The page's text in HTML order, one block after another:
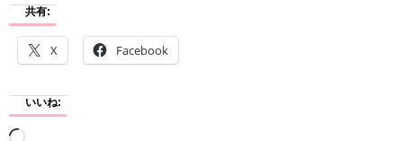
共有:
X Facebook
いいね: